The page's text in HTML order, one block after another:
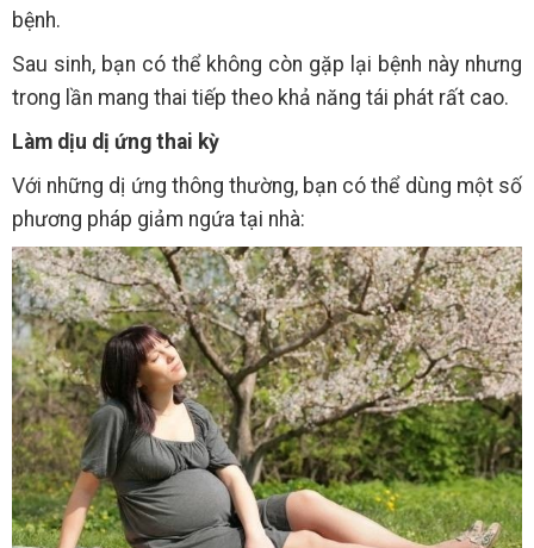
bệnh.
Sau sinh, bạn có thể không còn gặp lại bệnh này nhưng
trong lần mang thai tiếp theo khả năng tái phát rất cao.
Làm dịu dị ứng thai kỳ
Với những dị ứng thông thường, bạn có thể dùng một số
phương pháp giảm ngứa tại nhà: